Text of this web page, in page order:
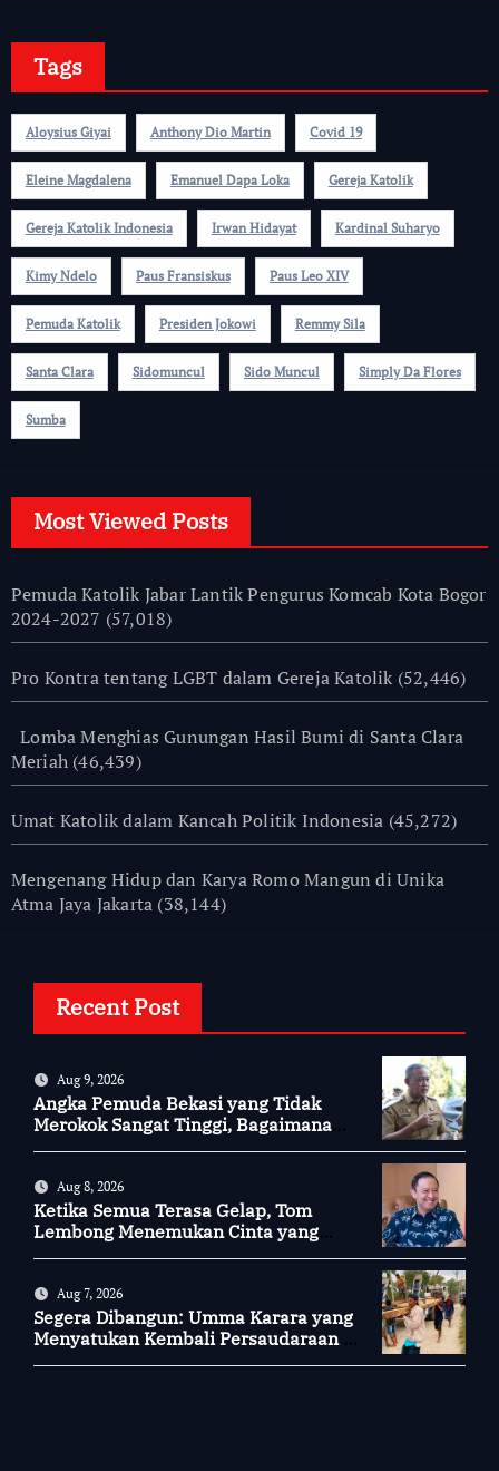
Tags
Aloysius Giyai Anthony Dio Martin Covid 19
Eleine Magdalena Emanuel Dapa Loka Gereja Katolik
Gereja Katolik Indonesia Irwan Hidayat Kardinal Suharyo
Kimy Ndelo Paus Fransiskus Paus Leo XIV
Pemuda Katolik Presiden Jokowi Remmy Sila
Santa Clara Sidomuncul Sido Muncul Simply Da Flores
Sumba
Most Viewed Posts
Pemuda Katolik Jabar Lantik Pengurus Komcab Kota Bogor
2024-2027 (57,018)
Pro Kontra tentang LGBT dalam Gereja Katolik (52,446)
Lomba Menghias Gunungan Hasil Bumi di Santa Clara
Meriah (46,439)
Umat Katolik dalam Kancah Politik Indonesia (45,272)
Mengenang Hidup dan Karya Romo Mangun di Unika
Atma Jaya Jakarta (38,144)
Recent Post
Aug 9, 2026
Angka Pemuda Bekasi yang Tidak
Merokok Sangat Tinggi, Bagaimana
Aug 8, 2026
Ketika Semua Terasa Gelap, Tom
Lembong Menemukan Cinta yang
Aug 7, 2026
Segera Dibangun: Umma Karara yang
Menyatukan Kembali Persaudaraan di